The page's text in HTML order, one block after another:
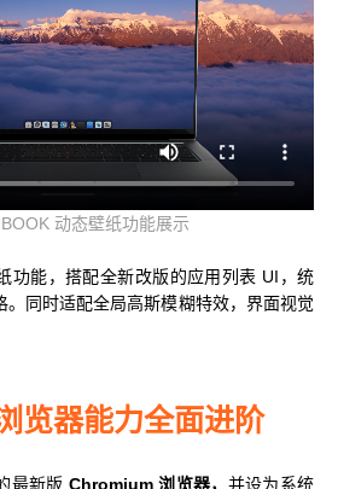
动态壁纸功能展示
功能，搭配全新改版的应用列表 UI，统
。同时适配全局高斯模糊特效，界面视觉
览器能力全面进阶
最新版 Chromium 浏览器， 并设为系统